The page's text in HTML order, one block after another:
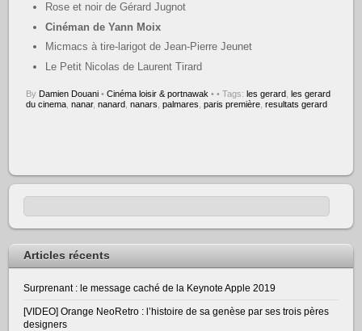
Rose et noir de Gérard Jugnot
Cinéman de Yann Moix
Micmacs à tire-larigot de Jean-Pierre Jeunet
Le Petit Nicolas de Laurent Tirard
By Damien Douani • Cinéma loisir & portnawak • • Tags:les gerard ,les gerard
du cinema ,nanar,nanard ,nanars ,palmares ,paris première ,resultats gerard
Articles récents
Surprenant : le message caché de la Keynote Apple 2019
[VIDEO] Orange NeoRetro : l’histoire de sa genèse par ses trois pères
designers